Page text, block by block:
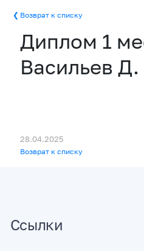
Возврат к списку
Диплом 1
Васильев Д.
28.04.2025
Возврат к списку
Ссылки